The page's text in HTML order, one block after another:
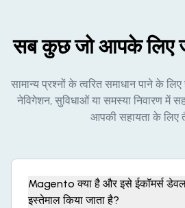
सब कुछ जो आपके लिए
सामान्य प्रश्नों के त्वरित समाधान पाने के
नेविगेशन, सुविधाओं या समस्या निवारण में
आपकी सहायता के लिए
Magento क्या है और इसे ईकॉमर्स
इस्तेमाल किया जाता है?